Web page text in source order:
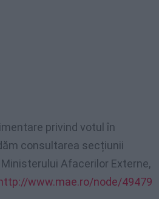
privind votul în
consultarea secțiunii
Afacerilor Externe,
http://www.mae.ro/node/49479